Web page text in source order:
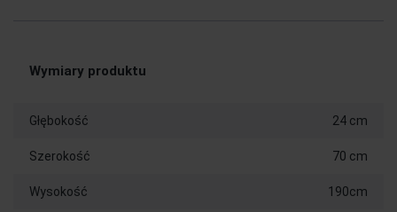
Wymiary produktu
Głębokość 24 cm
Szerokość 70 cm
Wysokość 190cm